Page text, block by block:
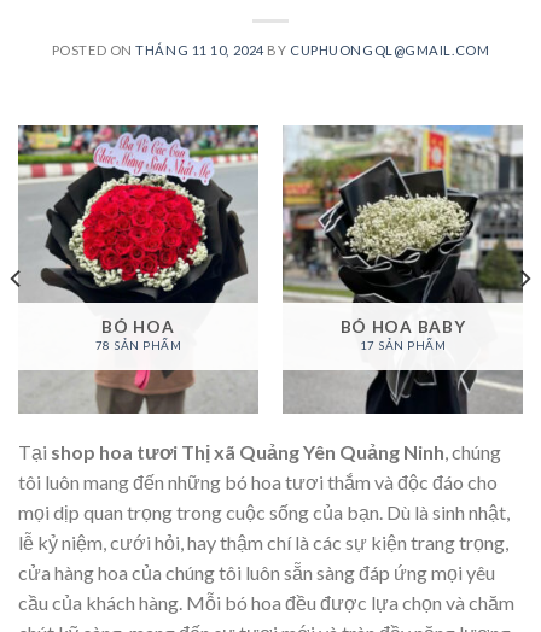
POSTED ONTHÁNG 11 10, 2024 BY CUPHUONGQL@GMAIL.COM
BÓ HOA
78 SẢN PHẨM
BÓ HOA BABY
17 SẢN PHẨM
Tại shop hoa tươi Thị xã Quảng Yên Quảng Ninh, chúng
tôi luôn mang đến những bó hoa tươi thắm và độc đáo cho
mọi dịp quan trọng trong cuộc sống của bạn. Dù là sinh nhật,
lễ kỷ niệm, cưới hỏi, hay thậm chí là các sự kiện trang trọng,
cửa hàng hoa của chúng tôi luôn sẵn sàng đáp ứng mọi yêu
cầu của khách hàng. Mỗi bó hoa đều được lựa chọn và chăm